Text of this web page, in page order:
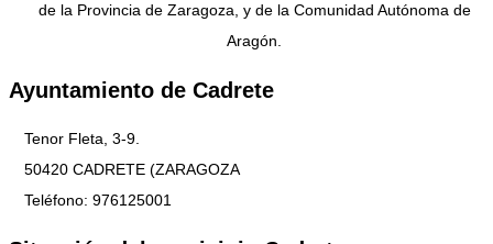
de la Provincia de Zaragoza, y de la Comunidad Autónoma de
Aragón.
Ayuntamiento de Cadrete
Tenor Fleta, 3-9.
50420 CADRETE (ZARAGOZA
Teléfono: 976125001